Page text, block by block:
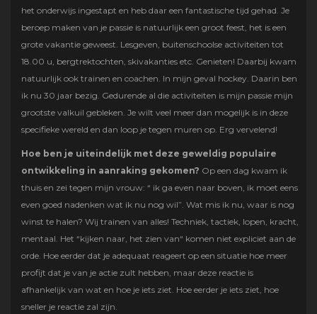
het onderwijs ingestapt en heb daar een fantastische tijd gehad. Je
beroep maken van je passie is natuurlijk een groot feest, het is een
grote vakantie geweest. Lesgeven, buitenschoolse activiteiten tot
18.00 u, bergtrektochten, skivakanties etc. Genieten! Daarbij kwam
natuurlijk ook trainen en coachen. In mijn geval hockey. Daarin ben
ik nu 30 jaar bezig. Gedurende al die activiteiten is mijn passie mijn
grootste valkuil gebleken. Je wilt veel meer dan mogelijk is in deze
specifieke wereld en dan loop je tegen muren op. Erg vervelend!
Hoe ben je uiteindelijk met deze geweldig populaire
ontwikkeling in aanraking gekomen? Op een dag kwam ik
thuis en zei tegen mijn vrouw: “ ik ga even naar boven, ik moet eens
even goed nadenken wat ik nu nog wil”. Wat mis ik nu, waar is nog
winst te halen? Wij trainen van alles! Techniek, tactiek, lopen, kracht,
mentaal. Het “kijken naar, het zien van“ komen niet expliciet aan de
orde. Hoe eerder dat je adequaat reageert op een situatie hoe meer
profijt dat je van je actie zult hebben, maar deze reactie is
afhankelijk van wat en hoe je iets ziet. Hoe eerder je iets ziet, hoe
sneller je reactie zal zijn.